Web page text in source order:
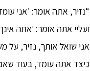
“נזיר, אתה אומר: ׳אני
ועליי אתה אומר: ׳אתה
אני שואל אותך, נזיר, על
כיצד אתה עומד, בעוד